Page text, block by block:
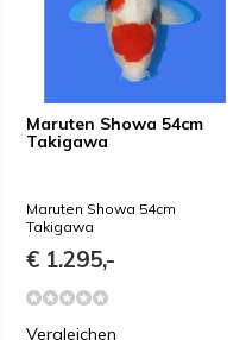
Maruten Showa 54cm
Takigawa
Maruten Showa 54cm
Takigawa
€ 1.295,-
Vergleichen